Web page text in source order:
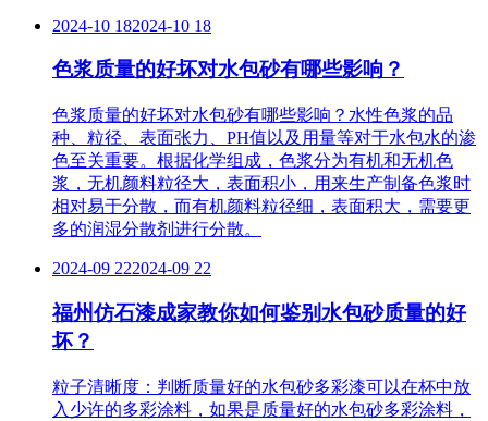
2024-10 182024-10 18
色浆质量的好坏对水包砂有哪些影响？
色浆质量的好坏对水包砂有哪些影响？水性色浆的品
种、粒径、表面张力、PH值以及用量等对于水包水的渗
色至关重要。根据化学组成，色浆分为有机和无机色
浆，无机颜料粒径大，表面积小，用来生产制备色浆时
相对易于分散，而有机颜料粒径细，表面积大，需要更
多的润湿分散剂进行分散。
2024-09 222024-09 22
福州仿石漆成家教你如何鉴别水包砂质量的好
坏？
粒子清晰度：判断质量好的水包砂多彩漆可以在杯中放
入少许的多彩涂料，如果是质量好的水包砂多彩涂料，